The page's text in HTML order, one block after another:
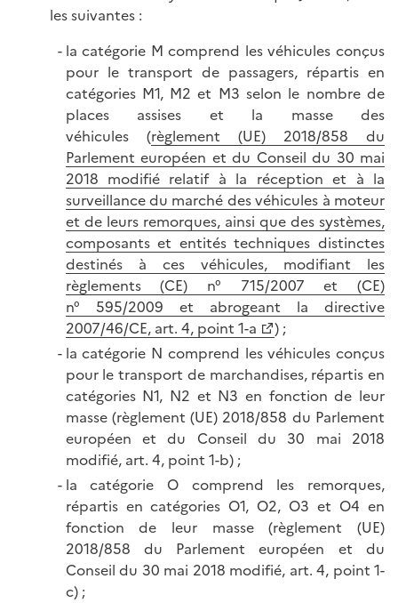
les suivantes :
la catégorie M comprend les véhicules conçus
pour le transport de passagers, répartis en
catégories M1, M2 et M3 selon le nombre de
places assises et la masse des
véhicules (règlement (UE) 2018/858 du
Parlement européen et du Conseil du 30 mai
2018 modifié relatif à la réception et à la
surveillance du marché des véhicules à moteur
et de leurs remorques, ainsi que des systèmes,
composants et entités techniques distinctes
destinés à ces véhicules, modifiant les
règlements (CE) n° 715/2007 et (CE)
n° 595/2009 et abrogeant la directive
2007/46/CE, art. 4, point 1-a
) ;
la catégorie N comprend les véhicules conçus
pour le transport de marchandises, répartis en
catégories N1, N2 et N3 en fonction de leur
masse (règlement (UE) 2018/858 du Parlement
européen et du Conseil du 30 mai 2018
modifié, art. 4, point 1-b) ;
la catégorie O comprend les remorques,
répartis en catégories O1, O2, O3 et O4 en
fonction de leur masse (règlement (UE)
2018/858 du Parlement européen et du
Conseil du 30 mai 2018 modifié, art. 4, point 1-
c) ;